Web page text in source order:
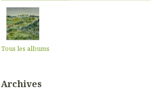
Tous les albums
Archives